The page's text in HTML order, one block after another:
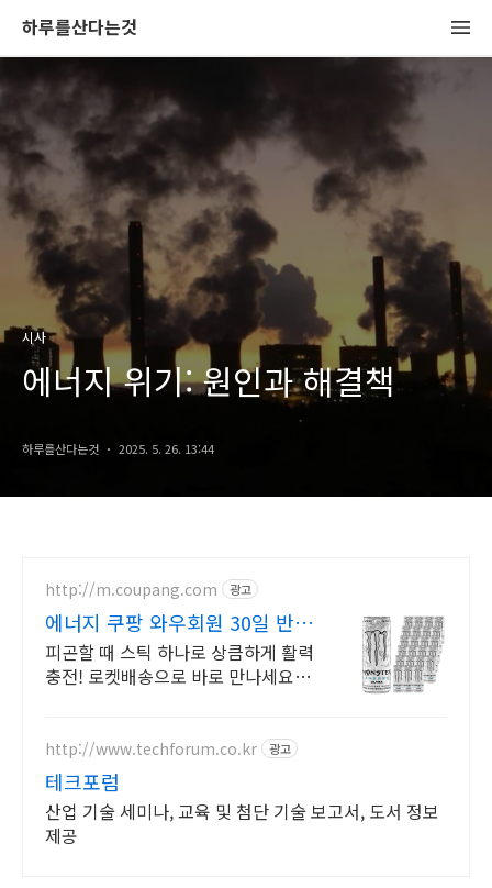
하루를산다는것
시사
에너지 위기: 원인과 해결책
하루를산다는것 2025. 5. 26. 13:44
http://m.coupang.com 광고
에너지 쿠팡 와우회원 30일 반
품
피곤할 때 스틱 하나로 상큼하게 활력
충전! 로켓배송으로 바로 만나세요.
요.
http://www.techforum.co.kr 광고
테크포럼
산업 기술 세미나, 교육 및 첨단 기술 보고서, 도서 정보
제공